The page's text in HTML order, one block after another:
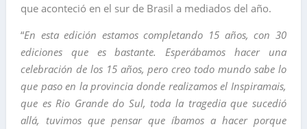
que aconteció en el sur de Brasil a mediados del año.
“En esta edición estamos completando 15 años, con 30
ediciones que es bastante. Esperábamos hacer una
celebración de los 15 años, pero creo todo mundo sabe lo
que paso en la provincia donde realizamos el Inspiramais,
que es Rio Grande do Sul, toda la tragedia que sucedió
allá, tuvimos que pensar que íbamos a hacer porque